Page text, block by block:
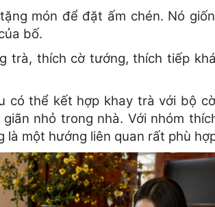
món để đặt ấm chén. Nó
bố.
trà, thích cờ tướng, thích tiếp
có thể kết hợp khay trà với bộ
nhỏ trong nhà. Với nhóm
là một hướng liên quan rất phù